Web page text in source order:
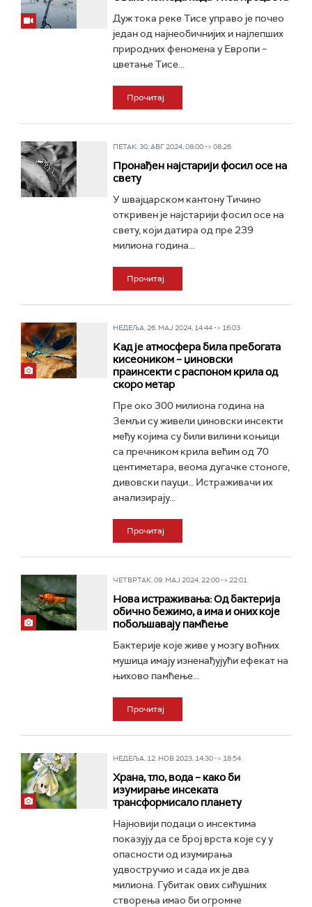
Дуж тока реке Тисе управо је почео
један од најнеобичнијих и најлепших
природних феномена у Европи –
цветање Тисе...
Прочитај
ПЕТАК, 30. АВГ 2024, 08:00 -> 08:26
Пронађен најстарији фосил осе на
свету
У швајцарском кантону Тичино
откривен је најстарији фосил осе на
свету, који датира од пре 239
милиона година...
Прочитај
НЕДЕЉА, 26. МАЈ 2024, 14:44 -> 16:03
Kад је атмосфера била пребогата
кисеоником – џиновски
праинсекти с распоном крила од
скоро метар
Пре око 300 милиона година на
Земљи су живели џиновски инсекти
међу којима су били вилини коњици
са пречником крила већим од 70
центиметара, веома дугачке стоноге,
дивовски пауци… Истраживачи их
анализирају...
Прочитај
ЧЕТВРТАК, 09. МАЈ 2024, 22:00 -> 22:01
Нова истраживања: Од бактерија
обично бежимо, а има и оних које
побољшавају памћење
Бактерије које живе у мозгу воћних
мушица имају изненађујући ефекат на
њихово памћење...
Прочитај
НЕДЕЉА, 12. НОВ 2023, 14:30 -> 18:54
Храна, тло, вода – како би
изумирање инсеката
трансформисало планету
Најновији подаци о инсектима
показују да се број врста које су у
опасности од изумирања
удвостручио и сада их је два
милиона. Губитак ових сићушних
створења имао би огромне